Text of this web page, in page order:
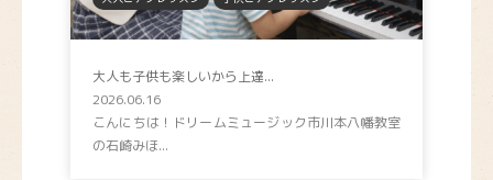
大人も子供も楽しいから上達...
2026.06.16
こんにちは！ドリームミュージック市川本八幡教室
の石崎みほ...